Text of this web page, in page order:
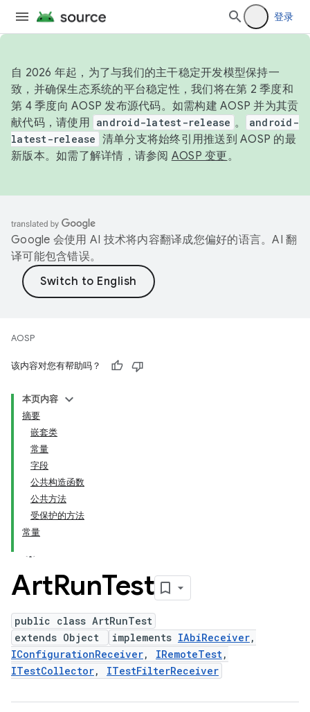
登录
自 2026 年起，为了与我们的主干稳定开发模型保持一
致，并确保生态系统的平台稳定性，我们将在第 2 季度和
第 4 季度向 AOSP 发布源代码。如需构建 AOSP 并为其贡
献代码，请使用 android-latest-release 。
android-
latest-release 清单分支将始终引用推送到 AOSP 的最
新版本。如需了解详情，请参阅 AOSP 变更。
Google 会使用 AI 技术将内容翻译成您偏好的语言。AI 翻
译可能包含错误。
AOSP
该内容对您有帮助吗？
本页内容
摘要
嵌套类
常量
字段
公共构造函数
公共方法
受保护的方法
常量
ArtRunTest
public class ArtRunTest
extends Object
implements IAbiReceiver,
IConfigurationReceiver, IRemoteTest,
ITestCollector, ITestFilterReceiver